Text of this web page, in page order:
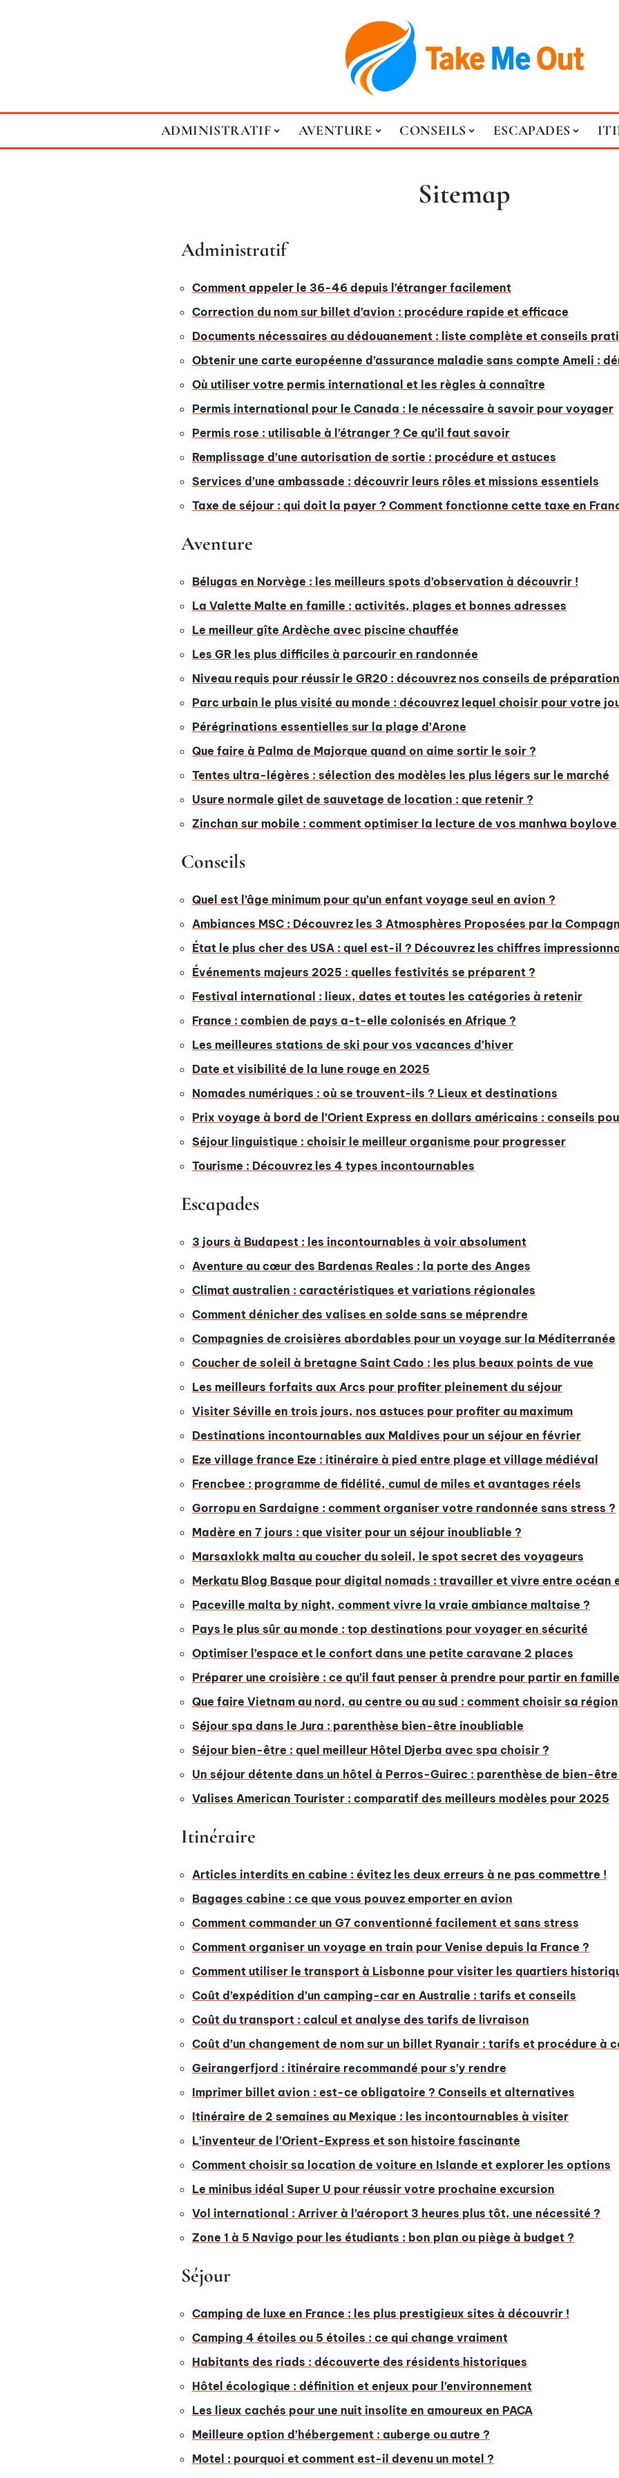
ADMINISTRATIF AVENTURE CONSEILS ESCAPADES
Sitemap
Administratif
Comment appeler le 36-46 depuis l’étranger facilement
Correction du nom sur billet d’avion : procédure rapide et efficace
Documents nécessaires au dédouanement : liste complète et conseils
Obtenir une carte européenne d’assurance maladie sans compte Ameli :
Où utiliser votre permis international et les règles à connaître
Permis international pour le Canada : le nécessaire à savoir pour voyager
Permis rose : utilisable à l’étranger ? Ce qu’il faut savoir
Remplissage d’une autorisation de sortie : procédure et astuces
Services d’une ambassade : découvrir leurs rôles et missions essentiels
Taxe de séjour : qui doit la payer ? Comment fonctionne cette taxe en
Aventure
Bélugas en Norvège : les meilleurs spots d’observation à découvrir !
La Valette Malte en famille : activités, plages et bonnes adresses
Le meilleur gîte Ardèche avec piscine chauffée
Les GR les plus difficiles à parcourir en randonnée
Niveau requis pour réussir le GR20 : découvrez nos conseils de
Parc urbain le plus visité au monde : découvrez lequel choisir pour votre
Pérégrinations essentielles sur la plage d’Arone
Que faire à Palma de Majorque quand on aime sortir le soir ?
Tentes ultra-légères : sélection des modèles les plus légers sur le marché
Usure normale gilet de sauvetage de location : que retenir ?
Zinchan sur mobile : comment optimiser la lecture de vos manhwa boylove
Conseils
Quel est l’âge minimum pour qu’un enfant voyage seul en avion ?
Ambiances MSC : Découvrez les 3 Atmosphères Proposées par la
État le plus cher des USA : quel est-il ? Découvrez les chiffres
Événements majeurs 2025 : quelles festivités se préparent ?
Festival international : lieux, dates et toutes les catégories à retenir
France : combien de pays a-t-elle colonisés en Afrique ?
Les meilleures stations de ski pour vos vacances d’hiver
Date et visibilité de la lune rouge en 2025
Nomades numériques : où se trouvent-ils ? Lieux et destinations
Prix voyage à bord de l’Orient Express en dollars américains : conseils
Séjour linguistique : choisir le meilleur organisme pour progresser
Tourisme : Découvrez les 4 types incontournables
Escapades
3 jours à Budapest : les incontournables à voir absolument
Aventure au cœur des Bardenas Reales : la porte des Anges
Climat australien : caractéristiques et variations régionales
Comment dénicher des valises en solde sans se méprendre
Compagnies de croisières abordables pour un voyage sur la Méditerranée
Coucher de soleil à bretagne Saint Cado : les plus beaux points de vue
Les meilleurs forfaits aux Arcs pour profiter pleinement du séjour
Visiter Séville en trois jours, nos astuces pour profiter au maximum
Destinations incontournables aux Maldives pour un séjour en février
Eze village france Eze : itinéraire à pied entre plage et village médiéval
Frencbee : programme de fidélité, cumul de miles et avantages réels
Gorropu en Sardaigne : comment organiser votre randonnée sans stress ?
Madère en 7 jours : que visiter pour un séjour inoubliable ?
Marsaxlokk malta au coucher du soleil, le spot secret des voyageurs
Merkatu Blog Basque pour digital nomads : travailler et vivre entre océan
Paceville malta by night, comment vivre la vraie ambiance maltaise ?
Pays le plus sûr au monde : top destinations pour voyager en sécurité
Optimiser l’espace et le confort dans une petite caravane 2 places
Préparer une croisière : ce qu’il faut penser à prendre pour partir en famille
Que faire Vietnam au nord, au centre ou au sud : comment choisir sa
Séjour spa dans le Jura : parenthèse bien-être inoubliable
Séjour bien-être : quel meilleur Hôtel Djerba avec spa choisir ?
Un séjour détente dans un hôtel à Perros-Guirec : parenthèse de bien-
Valises American Tourister : comparatif des meilleurs modèles pour 2025
Itinéraire
Articles interdits en cabine : évitez les deux erreurs à ne pas commettre !
Bagages cabine : ce que vous pouvez emporter en avion
Comment commander un G7 conventionné facilement et sans stress
Comment organiser un voyage en train pour Venise depuis la France ?
Comment utiliser le transport à Lisbonne pour visiter les quartiers
Coût d’expédition d’un camping-car en Australie : tarifs et conseils
Coût du transport : calcul et analyse des tarifs de livraison
Coût d’un changement de nom sur un billet Ryanair : tarifs et procédure à
Geirangerfjord : itinéraire recommandé pour s’y rendre
Imprimer billet avion : est-ce obligatoire ? Conseils et alternatives
Itinéraire de 2 semaines au Mexique : les incontournables à visiter
L’inventeur de l’Orient-Express et son histoire fascinante
Comment choisir sa location de voiture en Islande et explorer les options
Le minibus idéal Super U pour réussir votre prochaine excursion
Vol international : Arriver à l’aéroport 3 heures plus tôt, une nécessité ?
Zone 1 à 5 Navigo pour les étudiants : bon plan ou piège à budget ?
Séjour
Camping de luxe en France : les plus prestigieux sites à découvrir !
Camping 4 étoiles ou 5 étoiles : ce qui change vraiment
Habitants des riads : découverte des résidents historiques
Hôtel écologique : définition et enjeux pour l’environnement
Les lieux cachés pour une nuit insolite en amoureux en PACA
Meilleure option d’hébergement : auberge ou autre ?
Motel : pourquoi et comment est-il devenu un motel ?